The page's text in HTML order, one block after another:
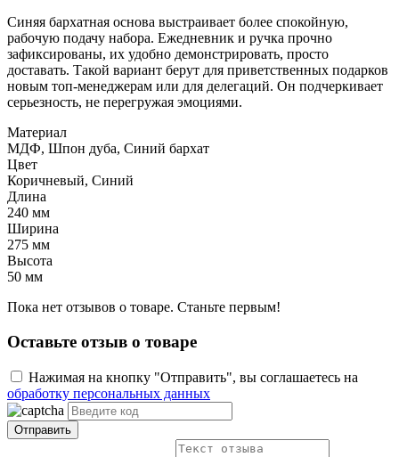
Синяя бархатная основа выстраивает более спокойную,
рабочую подачу набора. Ежедневник и ручка прочно
зафиксированы, их удобно демонстрировать, просто
доставать. Такой вариант берут для приветственных подарков
новым топ-менеджерам или для делегаций. Он подчеркивает
серьезность, не перегружая эмоциями.
Материал
МДФ, Шпон дуба, Синий бархат
Цвет
Коричневый, Синий
Длина
240 мм
Ширина
275 мм
Высота
50 мм
Пока нет отзывов о товаре. Станьте первым!
Оставьте отзыв о товаре
Нажимая на кнопку "Отправить", вы соглашаетесь на
обработку персональных данных
Отправить